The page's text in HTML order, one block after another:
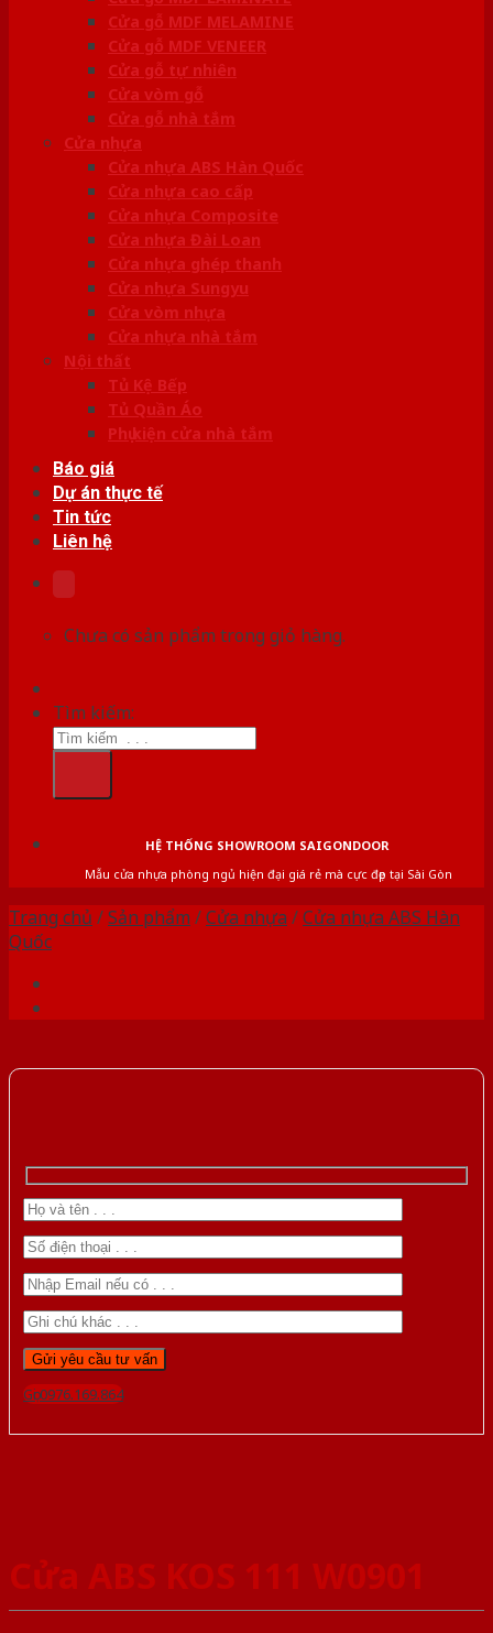
Cửa gỗ MDF MELAMINE
Cửa gỗ MDF VENEER
Cửa gỗ tự nhiên
Cửa vòm gỗ
Cửa gỗ nhà tắm
Cửa nhựa
Cửa nhựa ABS Hàn Quốc
Cửa nhựa cao cấp
Cửa nhựa Composite
Cửa nhựa Đài Loan
Cửa nhựa ghép thanh
Cửa nhựa Sungyu
Cửa vòm nhựa
Cửa nhựa nhà tắm
Nội thất
Tủ Kệ Bếp
Tủ Quần Áo
Phụ kiện cửa nhà tắm
Báo giá
Dự án thực tế
Tin tức
Liên hệ
Chưa có sản phẩm trong giỏ hàng.
Tìm kiếm:
HỆ THỐNG SHOWROOM SAIGONDOOR
Mẫu cửa nhựa phòng ngủ hiện đại giá rẻ mà cực đẹp tại Sài Gòn
Trang chủ /Sản phẩm /Cửa nhựa /Cửa nhựa ABS Hàn
Quốc
Gọi 0976.169.864
Cửa ABS KOS 111 W0901